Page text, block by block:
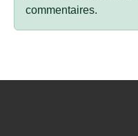
commentaires.